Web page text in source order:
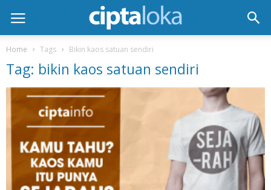
Home Tags Bikin kaos satuan sendiri
Tag: bikin kaos satuan sendiri